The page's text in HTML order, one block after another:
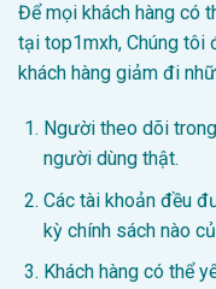
Để mọi khách hàng có
tại top1mxh, Chúng tôi
khách hàng giảm đi
Người theo dõi
người dùng thật.
Các tài khoản đều
kỳ chính sách nào
Khách hàng có thể